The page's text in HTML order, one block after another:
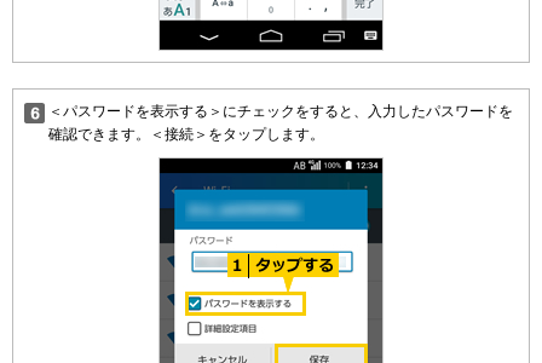
＜パスワードを表示する＞にチェックをすると、入力したパスワードを
確認できます。＜接続＞をタップします。